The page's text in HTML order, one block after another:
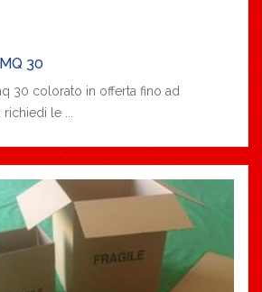
30
30 colorato in offerta fino ad
le ...